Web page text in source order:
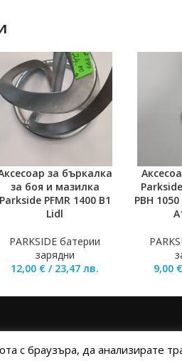
В КОЛИЧКАТА
за бъркалка
за боя и мазилка
Parkside PFMR 1400 B1
Lidl
PARKSIDE батерии
зарядни
12,00 € / 23,47лв.
PBH
9,00 €
ПОЛИТИКА ЗА
с браузъра, да анализирате